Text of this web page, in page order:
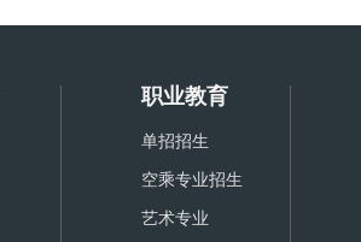
职业教育
单招招生
空乘专业招生
艺术专业